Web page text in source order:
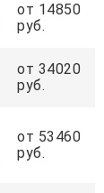
от 14850
руб.
от 34020
руб.
от 53460
руб.